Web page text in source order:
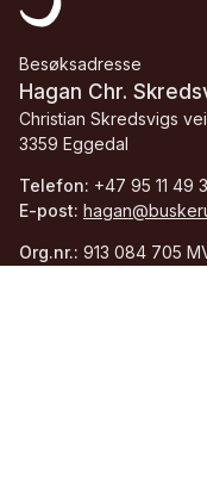
Besøksadresse
Hagan Chr.
Christian Skredsvigs
3359 Eggedal
Telefon: +47 95 11 49
E-post:
Org.nr.: 913 084 705